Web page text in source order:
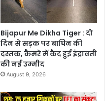
Bijapur Me Dikha Tiger : दो
दिन से सड़क पर बाघिन की
दस्तक, कैमरे में कैद हुई इंद्रावती
की नई उम्मीद
August 9, 2026